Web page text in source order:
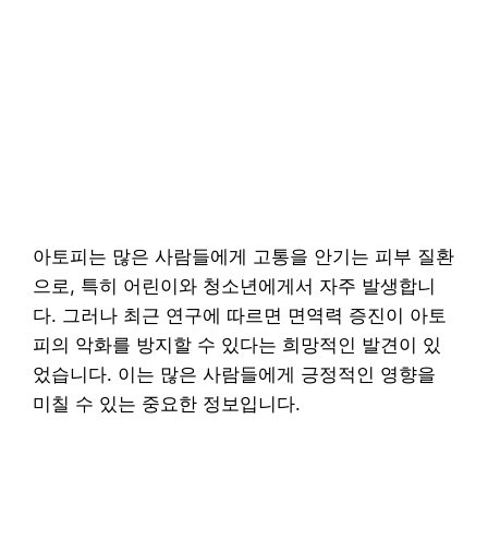
아토피는 많은 사람들에게 고통을 안기는 피부 질환
으로, 특히 어린이와 청소년에게서 자주 발생합니
다. 그러나 최근 연구에 따르면 면역력 증진이 아토
피의 악화를 방지할 수 있다는 희망적인 발견이 있
었습니다. 이는 많은 사람들에게 긍정적인 영향을
미칠 수 있는 중요한 정보입니다.